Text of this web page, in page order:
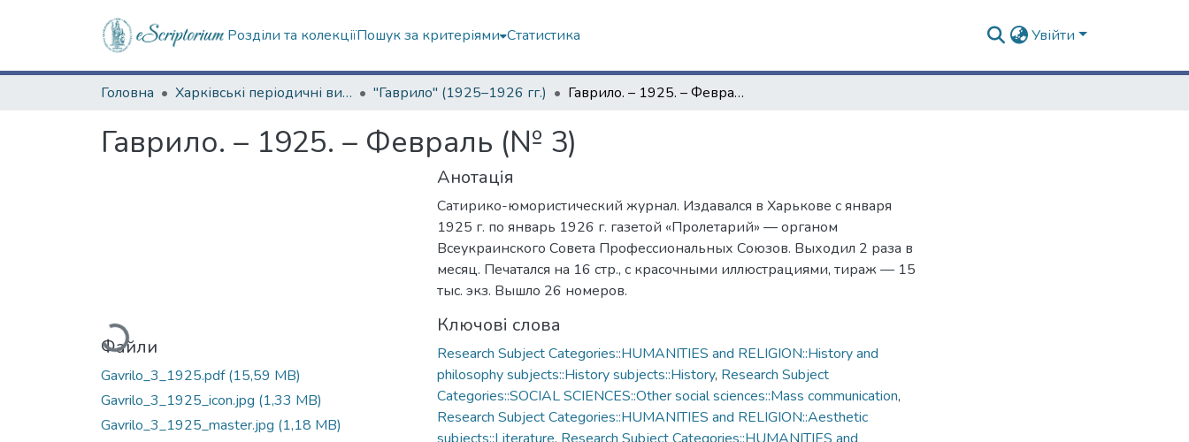
Розділи та колекціїПошук за критеріями Статистика Увійти
Головна Харківські періодичні видання "Гаврило" (1925–1926 гг.) Гаврило. – 1925. – Февраль (№ 3)
Гаврило. – 1925. – Февраль (№ 3)
Вантажиться...
Файли
Gavrilo_3_1925.pdf(15,59 MB)
Gavrilo_3_1925_icon.jpg (1,33 MB)
Gavrilo_3_1925_master.jpg (1,18 MB)
Анотація
Сатирико-юмористический журнал. Издавался в Харькове с января
1925 г. по январь 1926 г. газетой «Пролетарий» — органом
Всеукраинского Совета Профессиональных Союзов. Выходил 2 раза в
месяц. Печатался на 16 стр., с красочными иллюстрациями, тираж — 15
тыс. экз. Вышло 26 номеров.
Ключові слова
Research Subject Categories::HUMANITIES and RELIGION::History and
philosophy subjects::History subjects::History, Research Subject
Categories::SOCIAL SCIENCES::Other social sciences::Mass communication,
Research Subject Categories::HUMANITIES and RELIGION::Aesthetic